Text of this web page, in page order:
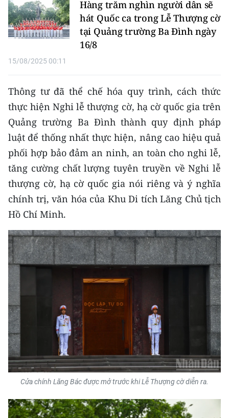
Media Kinh tế
Media Văn hóa
Media Xã hội
Media Du lịch
Media Thế giới
Media Thể thao
Media Giáo dục
Media Y tế
Media Khoa học - Công nghệ
Media Môi trường
Ảnh
Infographic
TIN MỚI
TIN ĐỊA PHƯƠNG
Trung du và miền núi phía Bắc
Đồng bằng sông Hồng
Bắc Trung Bộ
Hàng trăm nghìn người dân sẽ
hát Quốc ca trong Lễ Thượng cờ
tại Quảng trường Ba Đình ngày
16/8
15/08/2025 00:11
Thông tư đã thể chế hóa quy trình, cách thức
thực hiện Nghi lễ thượng cờ, hạ cờ quốc gia trên
Quảng trường Ba Đình thành quy định pháp
luật để thống nhất thực hiện, nâng cao hiệu quả
phối hợp bảo đảm an ninh, an toàn cho nghi lễ,
tăng cường chất lượng tuyên truyền về Nghi lễ
thượng cờ, hạ cờ quốc gia nói riêng và ý nghĩa
chính trị, văn hóa của Khu Di tích Lăng Chủ tịch
Hồ Chí Minh.
Cửa chính Lăng Bác được mở trước khi Lễ Thượng cờ diễn ra.